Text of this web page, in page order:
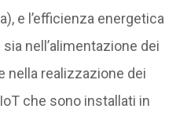
e l’efficienza energetica
nell’alimentazione dei
nella realizzazione dei
che sono installati in